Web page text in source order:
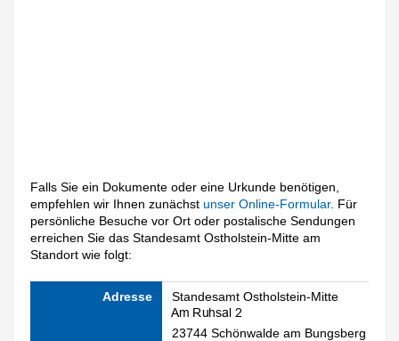
Falls Sie ein Dokumente oder eine Urkunde benötigen,
empfehlen wir Ihnen zunächstunser Online-Formular. Für
persönliche Besuche vor Ort oder postalische Sendungen
erreichen Sie das Standesamt Ostholstein-Mitte am
Standort wie folgt:
Adresse Standesamt Ostholstein-Mitte
23744 Schönwalde am Bungsberg